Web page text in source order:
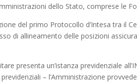
dello Stato, comprese le
del primo Protocollo d’Intesa tra il
di allineamento delle posizioni
presenta un’istanza previdenziale
– l’Amministrazione